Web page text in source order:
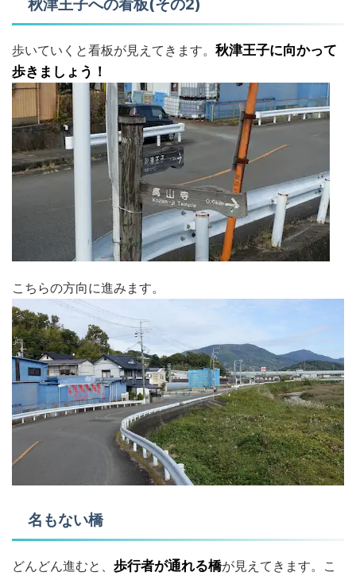
秋津王子への看板(その2)
歩いていくと看板が見えてきます。 秋津王子に向かって
歩きましょう！
こちらの方向に進みます。
名もない橋
どんどん進むと、 歩行者が通れる橋が見えてきます。こ